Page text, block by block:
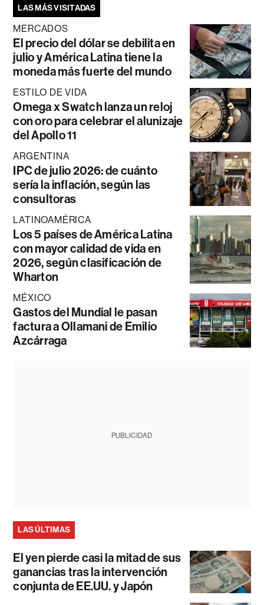
LAS MÁS VISITADAS
MERCADOS
El precio del dólar se debilita en
julio y América Latina tiene la
moneda más fuerte del mundo
ESTILO DE VIDA
Omega x Swatch lanza un reloj
con oro para celebrar el alunizaje
del Apollo 11
ARGENTINA
IPC de julio 2026: de cuánto
sería la inflación, según las
consultoras
LATINOAMÉRICA
Los 5 países de América Latina
con mayor calidad de vida en
2026, según clasificación de
Wharton
MÉXICO
Gastos del Mundial le pasan
factura a Ollamani de Emilio
Azcárraga
PUBLICIDAD
LAS ÚLTIMAS
El yen pierde casi la mitad de sus
ganancias tras la intervención
conjunta de EE.UU. y Japón